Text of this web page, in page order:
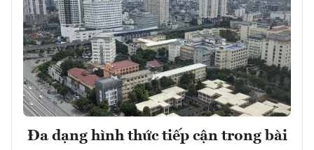
Đa dạng hình thức tiếp cận trong bài